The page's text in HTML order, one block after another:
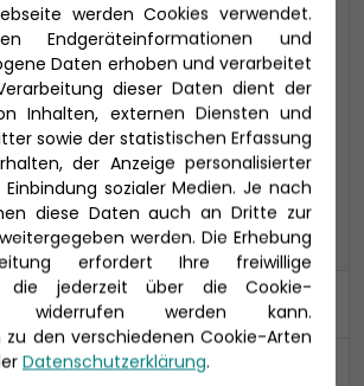
ALL IN PREMIUM ALL IN
CLASSIC
ALL IN
CLASSIC
werden Cookies verwendet.
Endgeräteinformationen und
Daten erhoben und verarbeitet
dieser Daten dient der
Inhalten, externen Diensten und
sowie der statistischen Erfassung
der Anzeige personalisierter
sozialer Medien. Je nach
diese Daten auch an Dritte zur
werden. Die Erhebung
erfordert Ihre freiwillige
die jederzeit über die Cookie-
widerrufen werden kann.
zu den verschiedenen Cookie-Arten
Datenschutzerklärung.